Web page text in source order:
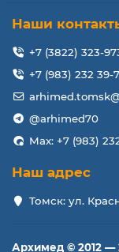
Наши
+7 (3822) 323-
+7 (983) 232 39-
@arhimed70
Max: +7 (983)
Наш адрес
Томск: ул.
Архимед © 2012 —